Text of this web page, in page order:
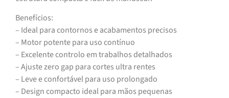
Benefícios:
– Ideal para contornos e acabamentos precisos
– Motor potente para uso contínuo
– Excelente controlo em trabalhos detalhados
– Ajuste zero gap para cortes ultra rentes
– Leve e confortável para uso prolongado
– Design compacto ideal para mãos pequenas